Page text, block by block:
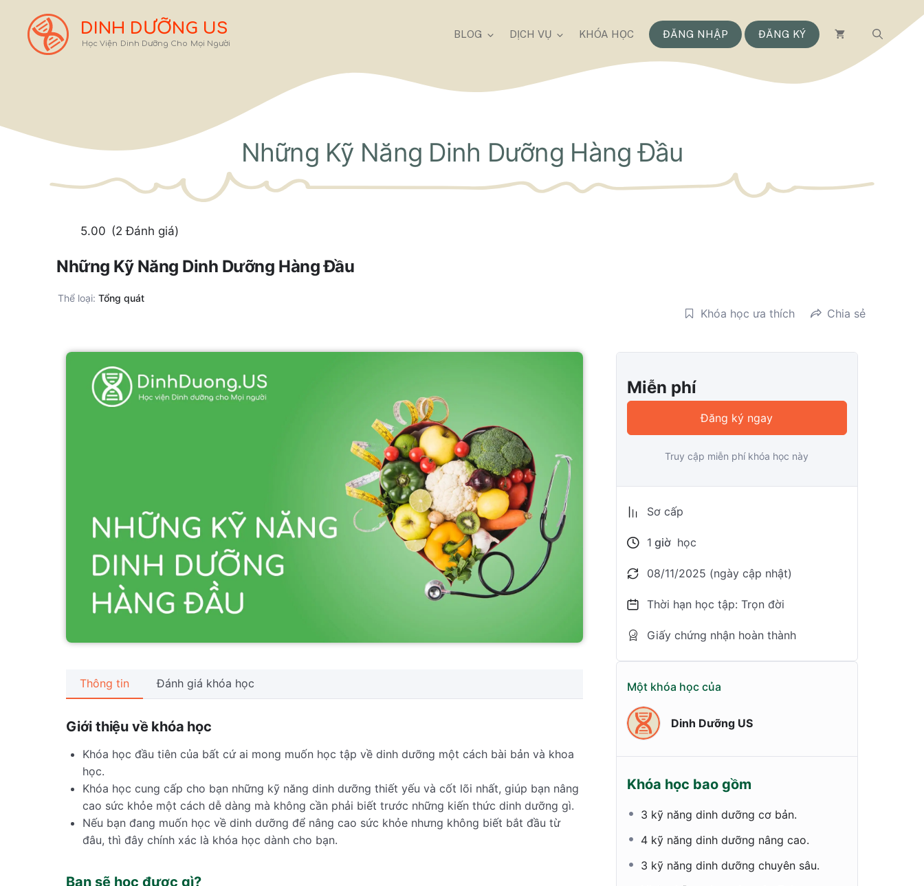
DINH DƯỠNG US
Học Viện Dinh Dưỡng Cho Mọi Người
BLOG DỊCH VỤ KHÓA HỌC ĐĂNG NHẬP ĐĂNG KÝ
Những Kỹ Năng Dinh Dưỡng Hàng Đầu
5.00 (2 Đánh giá)
Những Kỹ Năng Dinh Dưỡng Hàng Đầu
Thể loại: Tổng quát
Khóa học ưa thích Chia sẻ
Thông tin Đánh giá khóa học
Giới thiệu về khóa học
Khóa học đầu tiên của bất cứ ai mong muốn học tập về dinh dưỡng một cách bài bản và khoa
học.
Khóa học cung cấp cho bạn những kỹ năng dinh dưỡng thiết yếu và cốt lõi nhất, giúp bạn nâng
cao sức khỏe một cách dễ dàng mà không cần phải biết trước những kiến thức dinh dưỡng gì.
Nếu bạn đang muốn học về dinh dưỡng để nâng cao sức khỏe nhưng không biết bắt đầu từ
đâu, thì đây chính xác là khóa học dành cho bạn.
Bạn sẽ học được gì?
Miễn phí
Đăng ký ngay
Truy cập miễn phí khóa học này
Sơ cấp
1 giờ học
08/11/2025 (ngày cập nhật)
Thời hạn học tập: Trọn đời
Giấy chứng nhận hoàn thành
Một khóa học của
Dinh Dưỡng US
Khóa học bao gồm
3 kỹ năng dinh dưỡng cơ bản.
4 kỹ năng dinh dưỡng nâng cao.
3 kỹ năng dinh dưỡng chuyên sâu.